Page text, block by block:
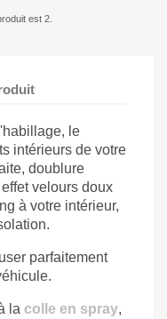
est 2.
le
intérieurs de votre
doublure
velours doux
à votre intérieur,
parfaitement
la colle en spray,